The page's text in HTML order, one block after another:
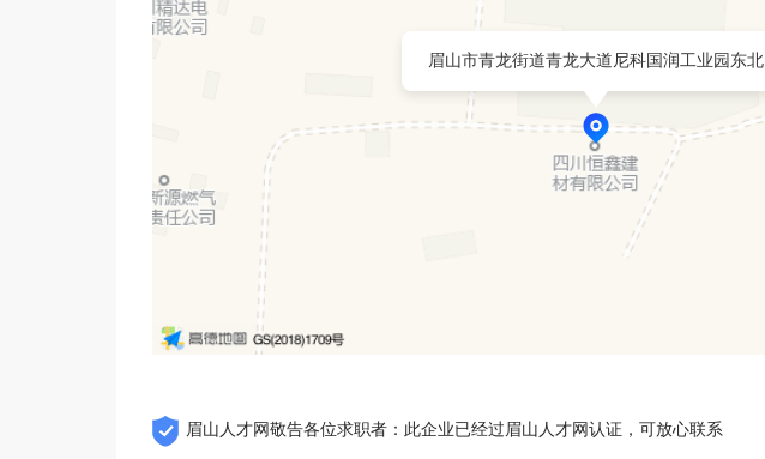
眉山市青龙街道青龙大道尼科国润工业园东北
眉山人才网敬告各位求职者：此企业已经过眉山人才网认证，可放心联系